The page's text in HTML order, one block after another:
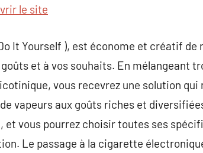
le site
It Yourself ), est économe et créatif
et à vos souhaits. En mélangeant
vous recevrez une solution qui
vapeurs aux goûts riches et
et vous pourrez choisir toutes ses
Le passage à la cigarette